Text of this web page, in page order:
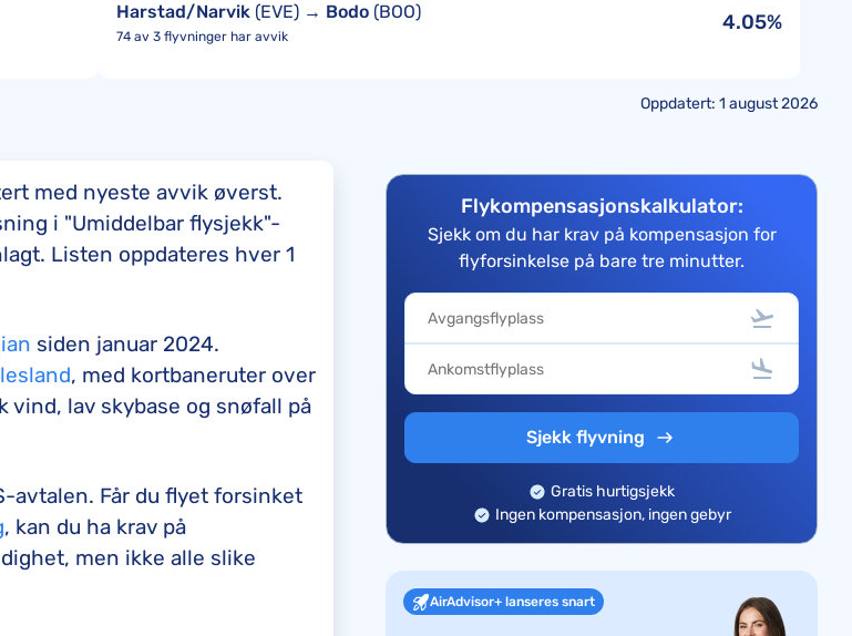
Harstad/Narvik (EVE) → Bodo (BOO)
74 av 3 flyvninger har avvik
4.05%
Oppdatert: 1 august 2026
med nyeste avvik øverst.
i "Umiddelbar flysjekk"-
Listen oppdateres hver 1
siden januar 2024.
, med kortbaneruter over
lav skybase og snøfall på
avtalen. Får du flyet forsinket
, kan du ha krav på
men ikke alle slike
Flykompensasjonskalkulator:
Sjekk om du har krav på kompensasjon for
flyforsinkelse på bare tre minutter.
Sjekk flyvning
Gratis hurtigsjekk
Ingen kompensasjon, ingen gebyr
AirAdvisor+ lanseres snart